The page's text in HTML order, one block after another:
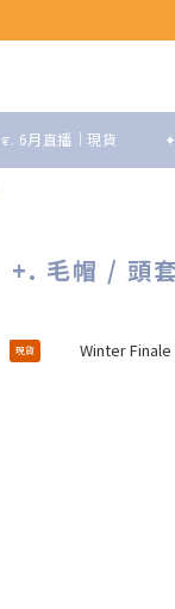
೯. 6月直播｜現貨
+. 毛帽 / 頭
現貨